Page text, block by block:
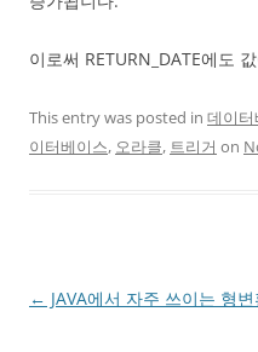
이로써 RETURN_DATE에도
This entry was posted in 데이
이터베이스, 오라클, 트리거 on
Post
← JAVA에서 자주 쓰이는 형